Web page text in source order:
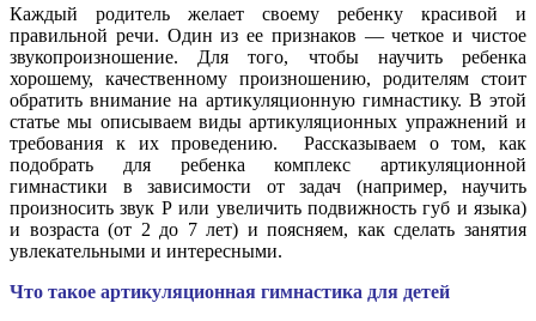
Каждый родитель желает своему ребенку красивой и
правильной речи. Один из ее признаков — четкое и чистое
звукопроизношение. Для того, чтобы научить ребенка
хорошему, качественному произношению, родителям стоит
обратить внимание на артикуляционную гимнастику. В этой
статье мы описываем виды артикуляционных упражнений и
требования к их проведению. Рассказываем о том, как
подобрать для ребенка комплекс артикуляционной
гимнастики в зависимости от задач (например, научить
произносить звук Р или увеличить подвижность губ и языка)
и возраста (от 2 до 7 лет) и поясняем, как сделать занятия
увлекательными и интересными.
Что такое артикуляционная гимнастика для детей